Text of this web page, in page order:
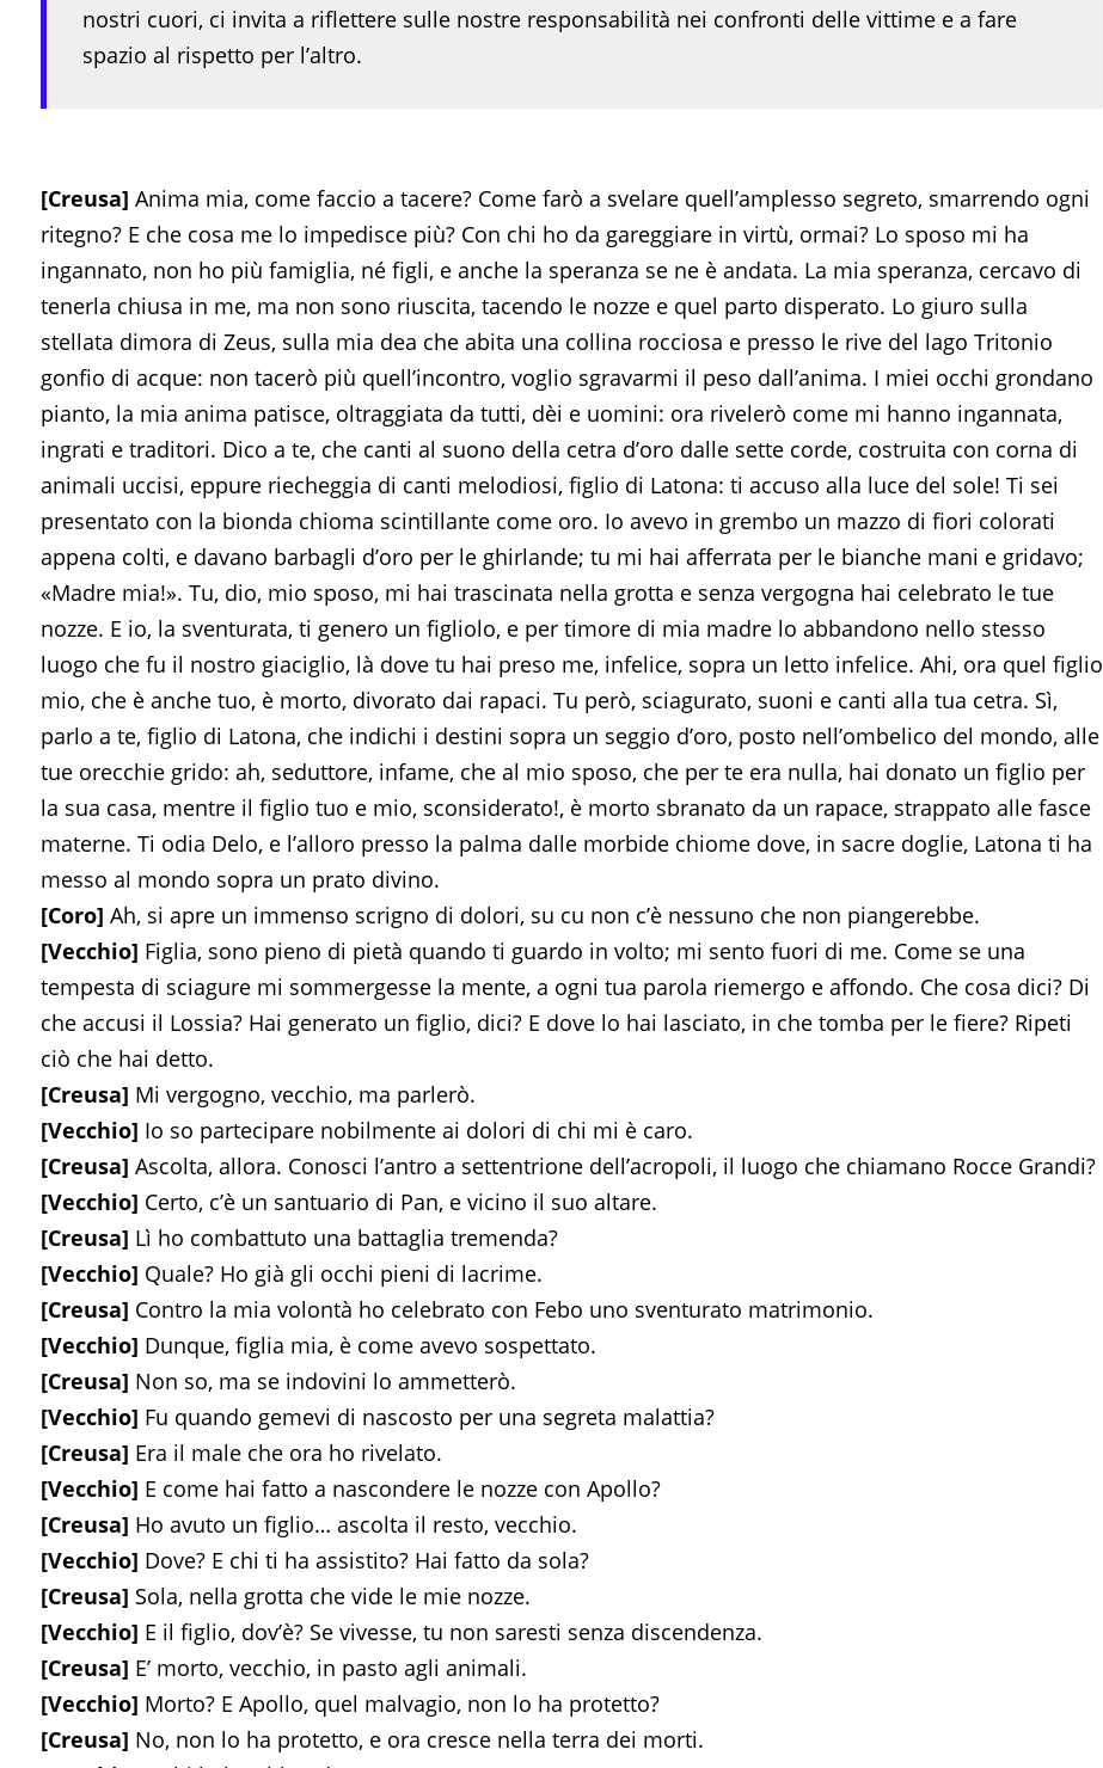
nostri cuori, ci invita a riflettere sulle nostre responsabilità nei confronti delle vittime e a fare
spazio al rispetto per l’altro.
[Creusa] Anima mia, come faccio a tacere? Come farò a svelare quell’amplesso segreto, smarrendo ogni
ritegno? E che cosa me lo impedisce più? Con chi ho da gareggiare in virtù, ormai? Lo sposo mi ha
ingannato, non ho più famiglia, né figli, e anche la speranza se ne è andata. La mia speranza, cercavo di
tenerla chiusa in me, ma non sono riuscita, tacendo le nozze e quel parto disperato. Lo giuro sulla
stellata dimora di Zeus, sulla mia dea che abita una collina rocciosa e presso le rive del lago Tritonio
gonfio di acque: non tacerò più quell’incontro, voglio sgravarmi il peso dall’anima. I miei occhi grondano
pianto, la mia anima patisce, oltraggiata da tutti, dèi e uomini: ora rivelerò come mi hanno ingannata,
ingrati e traditori. Dico a te, che canti al suono della cetra d’oro dalle sette corde, costruita con corna di
animali uccisi, eppure riecheggia di canti melodiosi, figlio di Latona: ti accuso alla luce del sole! Ti sei
presentato con la bionda chioma scintillante come oro. Io avevo in grembo un mazzo di fiori colorati
appena colti, e davano barbagli d’oro per le ghirlande; tu mi hai afferrata per le bianche mani e gridavo;
«Madre mia!». Tu, dio, mio sposo, mi hai trascinata nella grotta e senza vergogna hai celebrato le tue
nozze. E io, la sventurata, ti genero un figliolo, e per timore di mia madre lo abbandono nello stesso
luogo che fu il nostro giaciglio, là dove tu hai preso me, infelice, sopra un letto infelice. Ahi, ora quel figlio
mio, che è anche tuo, è morto, divorato dai rapaci. Tu però, sciagurato, suoni e canti alla tua cetra. Sì,
parlo a te, figlio di Latona, che indichi i destini sopra un seggio d’oro, posto nell’ombelico del mondo, alle
tue orecchie grido: ah, seduttore, infame, che al mio sposo, che per te era nulla, hai donato un figlio per
la sua casa, mentre il figlio tuo e mio, sconsiderato!, è morto sbranato da un rapace, strappato alle fasce
materne. Ti odia Delo, e l’alloro presso la palma dalle morbide chiome dove, in sacre doglie, Latona ti ha
messo al mondo sopra un prato divino.
[Coro] Ah, si apre un immenso scrigno di dolori, su cu non c’è nessuno che non piangerebbe.
[Vecchio] Figlia, sono pieno di pietà quando ti guardo in volto; mi sento fuori di me. Come se una
tempesta di sciagure mi sommergesse la mente, a ogni tua parola riemergo e affondo. Che cosa dici? Di
che accusi il Lossia? Hai generato un figlio, dici? E dove lo hai lasciato, in che tomba per le fiere? Ripeti
ciò che hai detto.
[Creusa] Mi vergogno, vecchio, ma parlerò.
[Vecchio] Io so partecipare nobilmente ai dolori di chi mi è caro.
[Creusa] Ascolta, allora. Conosci l’antro a settentrione dell’acropoli, il luogo che chiamano Rocce Grandi?
[Vecchio] Certo, c’è un santuario di Pan, e vicino il suo altare.
[Creusa] Lì ho combattuto una battaglia tremenda?
[Vecchio] Quale? Ho già gli occhi pieni di lacrime.
[Creusa] Contro la mia volontà ho celebrato con Febo uno sventurato matrimonio.
[Vecchio] Dunque, figlia mia, è come avevo sospettato.
[Creusa] Non so, ma se indovini lo ammetterò.
[Vecchio] Fu quando gemevi di nascosto per una segreta malattia?
[Creusa] Era il male che ora ho rivelato.
[Vecchio] E come hai fatto a nascondere le nozze con Apollo?
[Creusa] Ho avuto un figlio… ascolta il resto, vecchio.
[Vecchio] Dove? E chi ti ha assistito? Hai fatto da sola?
[Creusa] Sola, nella grotta che vide le mie nozze.
[Vecchio] E il figlio, dov’è? Se vivesse, tu non saresti senza discendenza.
[Creusa] E’ morto, vecchio, in pasto agli animali.
[Vecchio] Morto? E Apollo, quel malvagio, non lo ha protetto?
[Creusa] No, non lo ha protetto, e ora cresce nella terra dei morti.